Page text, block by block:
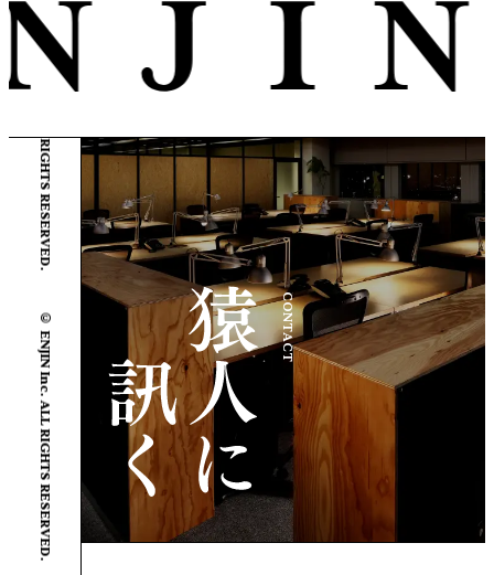
© ENJIN Inc. ALL RIGHTS RESERVED.
© ENJIN Inc. ALL RIGHTS RESERVED.
CONTACT